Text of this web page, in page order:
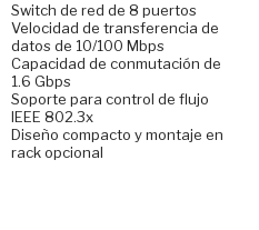
Switch de red de 8 puertos
Velocidad de transferencia de
datos de 10/100 Mbps
Capacidad de conmutación de
1.6 Gbps
Soporte para control de flujo
IEEE 802.3x
Diseño compacto y montaje en
rack opcional